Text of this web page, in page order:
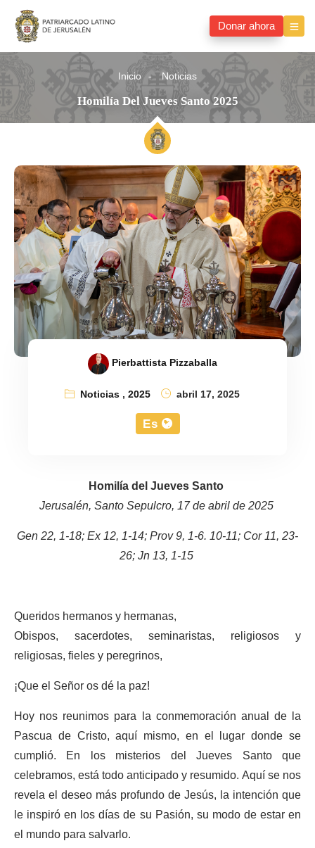
Donar ahora
Inicio Noticias
Homilía Del Jueves Santo 2025
Pierbattista Pizzaballa
Noticias,2025 abril 17, 2025
Es
Homilía del Jueves Santo
Jerusalén, Santo Sepulcro, 17 de abril de 2025
Gen 22, 1-18; Ex 12, 1-14; Prov 9, 1-6. 10-11; Cor 11, 23-
26; Jn 13, 1-15
Queridos hermanos y hermanas,
Obispos, sacerdotes, seminaristas, religiosos y
religiosas, fieles y peregrinos,
¡Que el Señor os dé la paz!
Hoy nos reunimos para la conmemoración anual de la
Pascua de Cristo, aquí mismo, en el lugar donde se
cumplió. En los misterios del Jueves Santo que
celebramos, está todo anticipado y resumido. Aquí se nos
revela el deseo más profundo de Jesús, la intención que
le inspiró en los días de su Pasión, su modo de estar en
el mundo para salvarlo.